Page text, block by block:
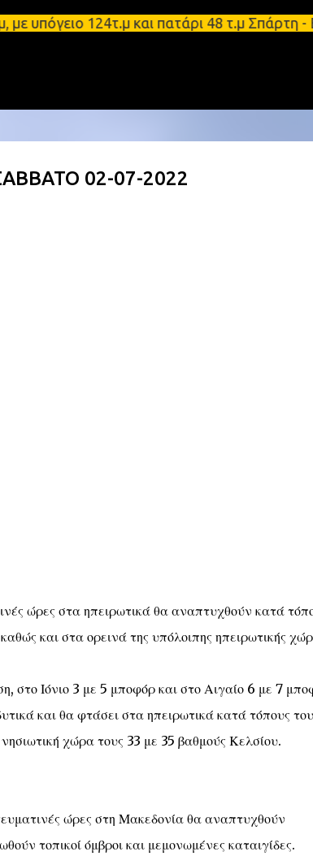
Μετάβαση στο κύριο περιεχόμενο
124τ.μ και πατάρι 48 τ.μ
02-07-2022
ώρες στα ηπειρωτικά θα αναπτυχθούν κατά
και στα ορεινά της υπόλοιπης ηπειρωτικής
στο Ιόνιο 3 με 5 μποφόρ και στο Αιγαίο 6 με 7
και θα φτάσει στα ηπειρωτικά κατά τόπους
χώρα τους 33 με 35 βαθμούς Κελσίου.
ώρες στη Μακεδονία θα αναπτυχθούν
τοπικοί όμβροι και μεμονωμένες καταιγίδες.